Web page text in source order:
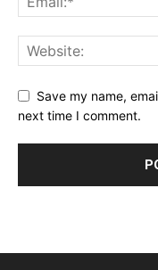
Save my name,
next time I comment.